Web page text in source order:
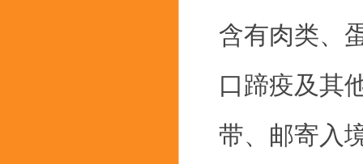
含有肉类、
口蹄疫及其
带、邮寄入